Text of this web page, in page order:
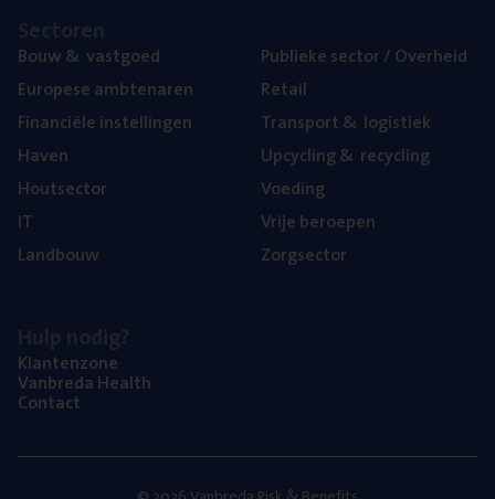
Bouw& vastgoed
Euro­pe­se ambtenaren
Finan­ci­ë­le instellingen
Haven
Hout­sec­tor
IT
Land­bouw
Publie­ke sec­tor / Overheid
Retail
Trans­port& logistiek
Upcy­cling& recycling
Voe­ding
Vrije beroe­pen
Zorg­sec­tor
Klan­ten­zo­ne
Van­b­re­da Health
Con­tact